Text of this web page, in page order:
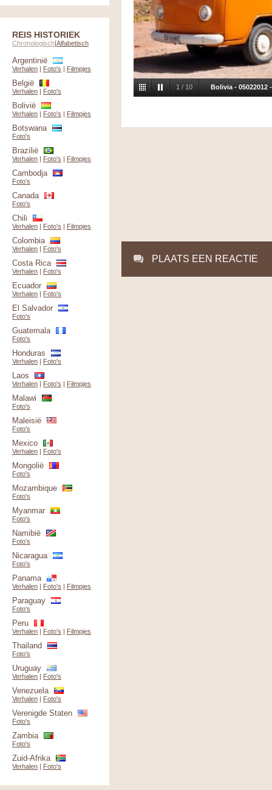
1 / 10 Bolivia - 05022012
PLAATS EEN REACTIE
REIS HISTORIEK
Chronologisch|Alfabetisch
Argentinië
Verhalen | Foto's | Filmpjes
België
Verhalen | Foto's
Bolivië
Verhalen | Foto's | Filmpjes
Botswana
Foto's
Brazilië
Verhalen | Foto's | Filmpjes
Cambodja
Foto's
Canada
Foto's
Chili
Verhalen | Foto's | Filmpjes
Colombia
Verhalen | Foto's
Costa Rica
Verhalen | Foto's
Ecuador
Verhalen | Foto's
El Salvador
Foto's
Guatemala
Foto's
Honduras
Verhalen | Foto's
Laos
Verhalen | Foto's | Filmpjes
Malawi
Foto's
Maleisië
Foto's
Mexico
Verhalen | Foto's
Mongolië
Foto's
Mozambique
Foto's
Myanmar
Foto's
Namibië
Foto's
Nicaragua
Foto's
Panama
Verhalen | Foto's | Filmpjes
Paraguay
Foto's
Peru
Verhalen | Foto's | Filmpjes
Thailand
Foto's
Uruguay
Verhalen | Foto's
Venezuela
Verhalen | Foto's
Verenigde Staten
Foto's
Zambia
Foto's
Zuid-Afrika
Verhalen | Foto's